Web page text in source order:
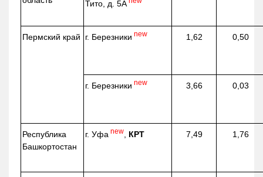
Тито, д. 5А
Пермский край г. Березники new 1,62 0,50
г. Березники new 3,66 0,03
Республика
Башкортостан
г. Уфа new КРТ 7,49 1,76